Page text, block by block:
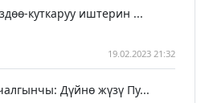
куткаруу иштерин ...
19.02.2023 21:32
Дүйнө жүзү Пу...